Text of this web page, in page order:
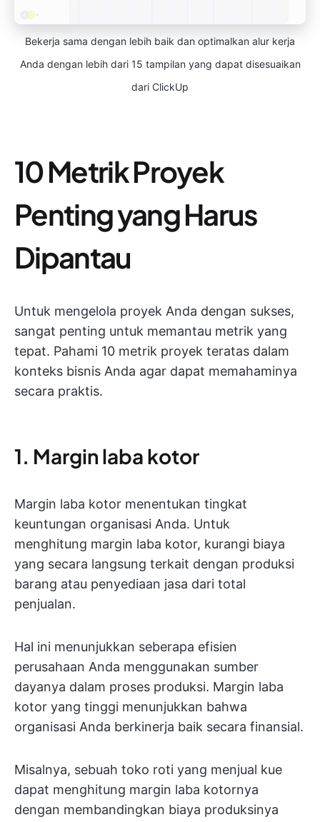
Bekerja sama dengan lebih baik dan optimalkan alur kerja
Anda dengan lebih dari 15 tampilan yang dapat disesuaikan
dari ClickUp
10 Metrik Proyek
Penting yang Harus
Dipantau
Untuk mengelola proyek Anda dengan sukses,
sangat penting untuk memantau metrik yang
tepat. Pahami 10 metrik proyek teratas dalam
konteks bisnis Anda agar dapat memahaminya
secara praktis.
1. Margin laba kotor
Margin laba kotor menentukan tingkat
keuntungan organisasi Anda. Untuk
menghitung margin laba kotor, kurangi biaya
yang secara langsung terkait dengan produksi
barang atau penyediaan jasa dari total
penjualan.
Hal ini menunjukkan seberapa efisien
perusahaan Anda menggunakan sumber
dayanya dalam proses produksi. Margin laba
kotor yang tinggi menunjukkan bahwa
organisasi Anda berkinerja baik secara finansial.
Misalnya, sebuah toko roti yang menjual kue
dapat menghitung margin laba kotornya
dengan membandingkan biaya produksinya